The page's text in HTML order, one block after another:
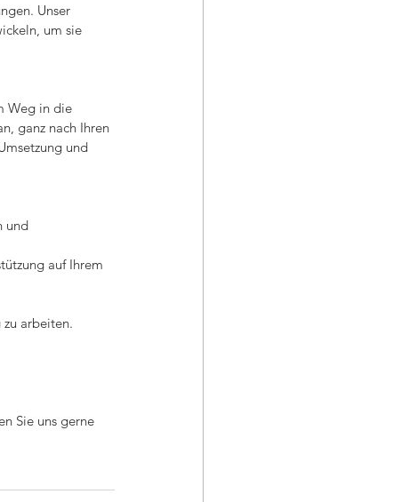
Unser
um sie
Weg in die
ganz nach Ihren
und
und
auf Ihrem
arbeiten.
Sie uns gerne